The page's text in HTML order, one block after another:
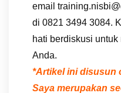
email
di 0821 3494 3084.
hati berdiskusi
Anda.
*Artikel ini disusun
Saya merupakan